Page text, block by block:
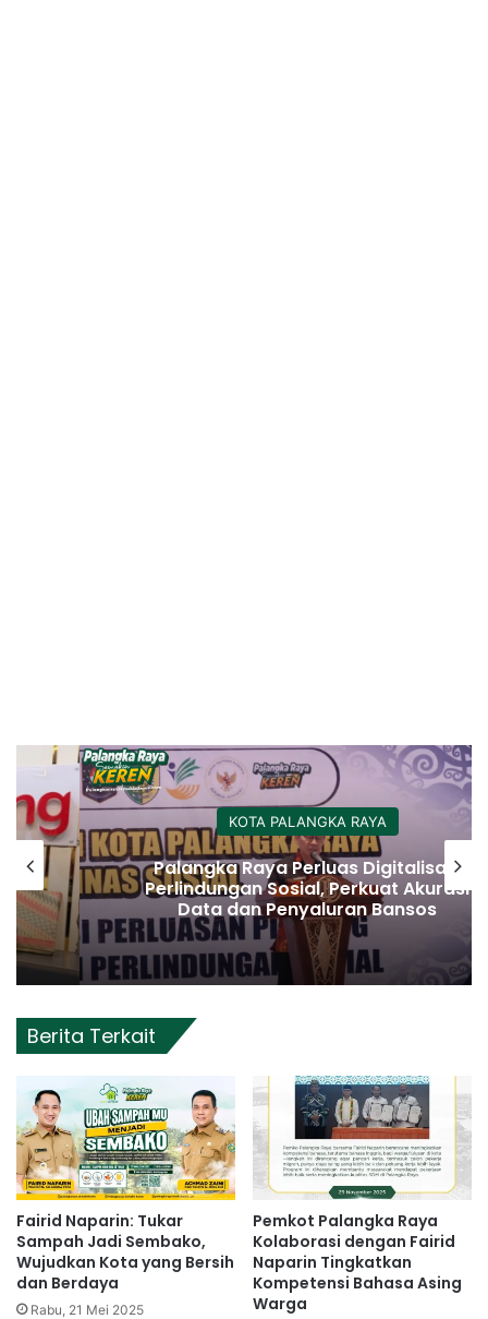
KOTA PALANGKA RAYA
Palangka Raya Perluas Digitalisasi
Perlindungan Sosial, Perkuat Akurasi
Data dan Penyaluran Bansos
Berita Terkait
Fairid Naparin: Tukar
Sampah Jadi Sembako,
Wujudkan Kota yang Bersih
dan Berdaya
Rabu, 21 Mei 2025
Pemkot Palangka Raya
Kolaborasi dengan Fairid
Naparin Tingkatkan
Kompetensi Bahasa Asing
Warga